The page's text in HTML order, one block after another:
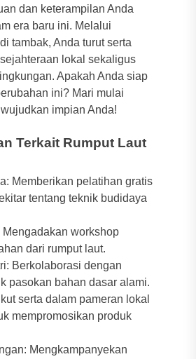
dan keterampilan Anda
era baru ini. Melalui
tambak, Anda turut serta
lokal sekaligus
Apakah Anda siap
ini? Mari mulai
impian Anda!
Terkait Rumput Laut
Memberikan pelatihan gratis
tentang teknik budidaya
workshop
dari rumput laut.
Berkolaborasi dengan
pasokan bahan dasar alami.
serta dalam pameran lokal
mempromosikan produk
Mengkampanyekan